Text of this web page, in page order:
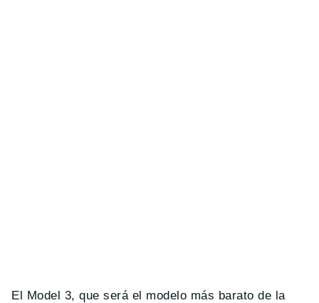
El Model 3, que será el modelo más barato de la